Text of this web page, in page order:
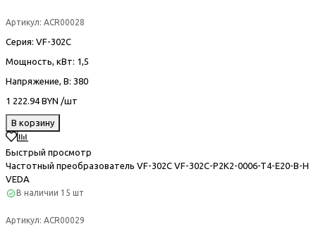
Артикул: ACR00028
Серия: VF-302С
Мощность, кВт: 1,5
Напряжение, В: 380
1 222.94 BYN /шт
В корзину
Быстрый просмотр
Частотный преобразователь VF-302С VF-302C-P2K2-0006-T4-E20-B-H
VEDA
В наличии 15 шт
Артикул: ACR00029